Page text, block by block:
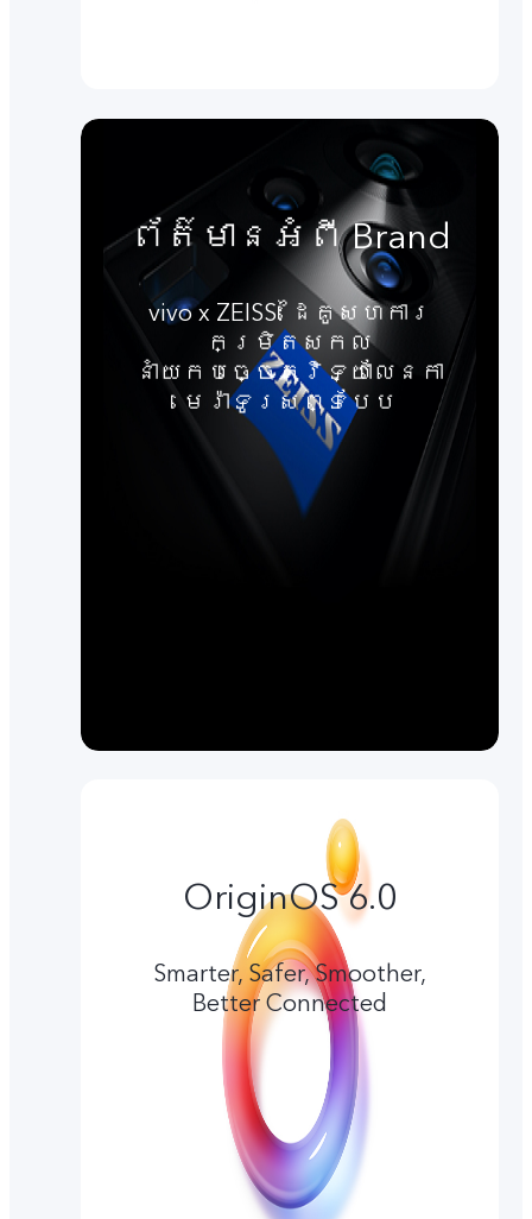
ព័ត៌មានអំពី Brand
vivo x ZEISS: ដៃគូសហការ
កម្រិតសកល
នាំយកបច្ចេកវិទ្យាលែនកា
មេរ៉ាទូរសព្ទបែប
OriginOS 6.0
Smarter, Safer, Smoother,
Better Connected